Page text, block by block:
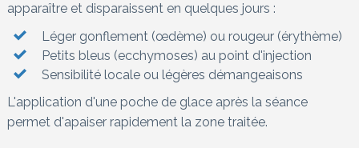
apparaître et disparaissent en quelques jours :
Léger gonflement (œdème) ou rougeur (érythème)
Petits bleus (ecchymoses) au point d'injection
Sensibilité locale ou légères démangeaisons
L'application d'une poche de glace après la séance
permet d'apaiser rapidement la zone traitée.